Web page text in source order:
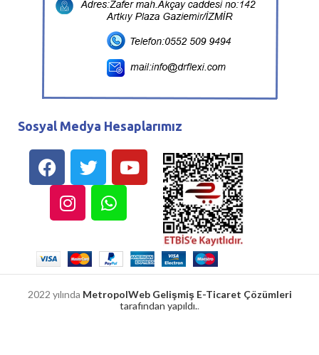
Sosyal Medya Hesaplarımız
2022 yılında MetropolWeb Gelişmiş E-Ticaret Çözümleri
tarafından yapıldı..